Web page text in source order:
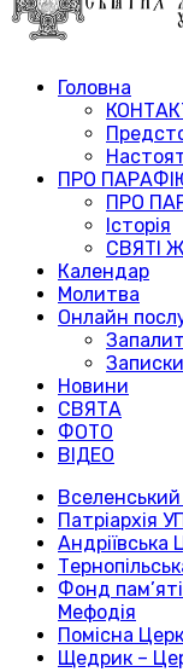
Головна
ПРО
ПРО
Історія
СВЯТІ
Календар
Молитва
Онлайн
Новини
СВЯТА
ФОТО
ВІДЕО
Патріархія
Андріївська
Фонд
Мефодія
Помісна
Щедрик –